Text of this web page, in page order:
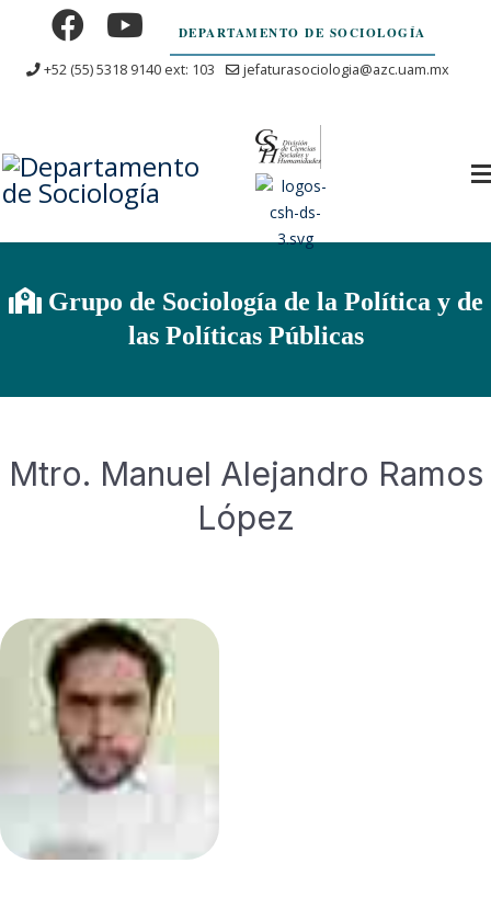
DEPARTAMENTO DE SOCIOLOGÍA
+52 (55) 5318 9140 ext: 103
jefaturasociologia@azc.uam.mx
Grupo de Sociología de la Política y de
las Políticas Públicas
Mtro. Manuel Alejandro Ramos
López